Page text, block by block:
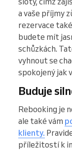
a vaše příjmy
rezervace
budete mít
schůzkách.
vyhnout se
spokojený jak
Buduje
Rebooking je
ale také vám
klienty.
příležitostí k